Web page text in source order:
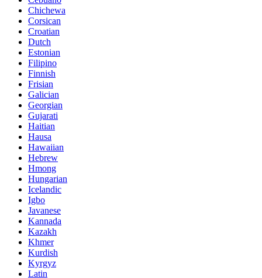
Chichewa
Corsican
Croatian
Dutch
Estonian
Filipino
Finnish
Frisian
Galician
Georgian
Gujarati
Haitian
Hausa
Hawaiian
Hebrew
Hmong
Hungarian
Icelandic
Igbo
Javanese
Kannada
Kazakh
Khmer
Kurdish
Kyrgyz
Latin